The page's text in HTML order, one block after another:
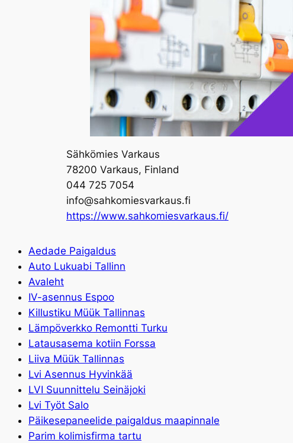
Sähkömies Varkaus
78200 Varkaus, Finland
044 725 7054
info@sahkomiesvarkaus.fi
https://www.sahkomiesvarkaus.fi/
Aedade Paigaldus
Auto Lukuabi Tallinn
Avaleht
IV-asennus Espoo
Killustiku Müük Tallinnas
Lämpöverkko Remontti Turku
Latausasema kotiin Forssa
Liiva Müük Tallinnas
Lvi Asennus Hyvinkää
LVI Suunnittelu Seinäjoki
Lvi Työt Salo
Päikesepaneelide paigaldus maapinnale
Parim kolimisfirma tartu